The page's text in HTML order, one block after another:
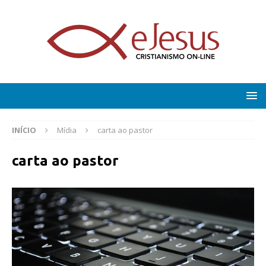
INÍCIO Mídia carta ao pastor
carta ao pastor